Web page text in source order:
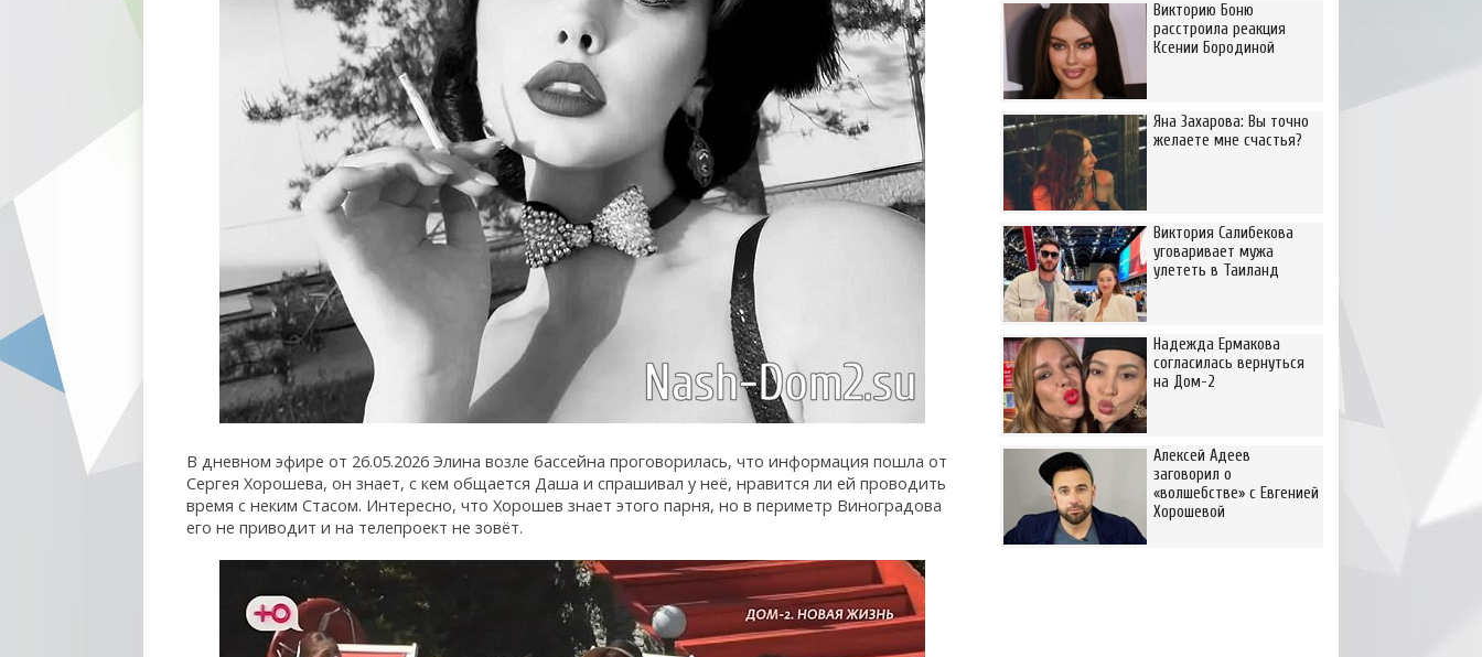
В дневном эфире от 26.05.2026 Элина возле бассейна проговорилась, что информация пошла от
Сергея Хорошева, он знает, с кем общается Даша и спрашивал у неё, нравится ли ей проводить
время с неким Стасом. Интересно, что Хорошев знает этого парня, но в периметр Виноградова
его не приводит и на телепроект не зовёт.
Викторию Боню
расстроила реакция
Ксении Бородиной
Яна Захарова: Вы точно
желаете мне счастья?
Виктория Салибекова
уговаривает мужа
улететь в Таиланд
Надежда Ермакова
согласилась вернуться
на Дом-2
Алексей Адеев
заговорил о
«волшебстве» с Евгенией
Хорошевой